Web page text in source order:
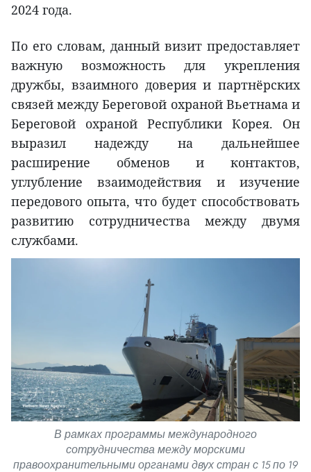
2024 года.
По его словам, данный визит предоставляет
важную возможность для укрепления
дружбы, взаимного доверия и партнёрских
связей между Береговой охраной Вьетнама и
Береговой охраной Республики Корея. Он
выразил надежду на дальнейшее
расширение обменов и контактов,
углубление взаимодействия и изучение
передового опыта, что будет способствовать
развитию сотрудничества между двумя
службами.
В рамках программы международного
сотрудничества между морскими
правоохранительными органами двух стран с 15 по 19